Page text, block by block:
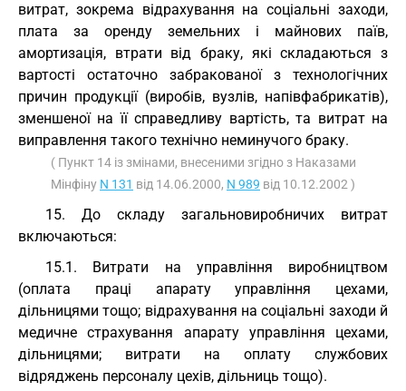
витрат, зокрема відрахування на соціальні заходи,
плата за оренду земельних і майнових паїв,
амортизація, втрати від браку, які складаються з
вартості остаточно забракованої з технологічних
причин продукції (виробів, вузлів, напівфабрикатів),
зменшеної на її справедливу вартість, та витрат на
виправлення такого технічно неминучого браку.
( Пункт 14 із змінами, внесеними згідно з Наказами
Мінфіну N 131 від 14.06.2000, N 989 від 10.12.2002 )
15. До складу загальновиробничих витрат
включаються:
15.1. Витрати на управління виробництвом
(оплата праці апарату управління цехами,
дільницями тощо; відрахування на соціальні заходи й
медичне страхування апарату управління цехами,
дільницями; витрати на оплату службових
відряджень персоналу цехів, дільниць тощо).